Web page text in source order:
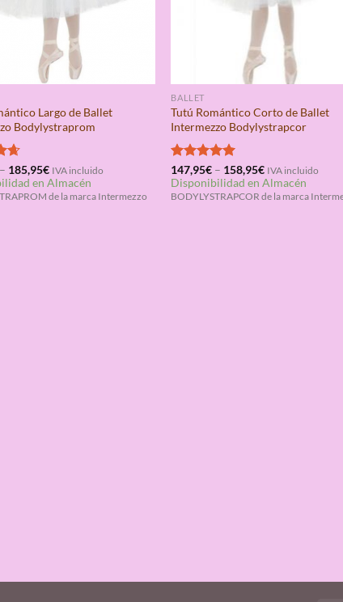
Largo de Ballet
Bodylystraprom
185,95€ IVA incluido
en Almacén
de la marca Intermezzo
BALLET
Tutú Romántico Corto de Ballet
Intermezzo Bodylystrapcor
Valorado
con5.00
de 5
147,95€ – 158,95€ IVA incluido
Disponibilidad en Almacén
BODYLYSTRAPCOR de la marca